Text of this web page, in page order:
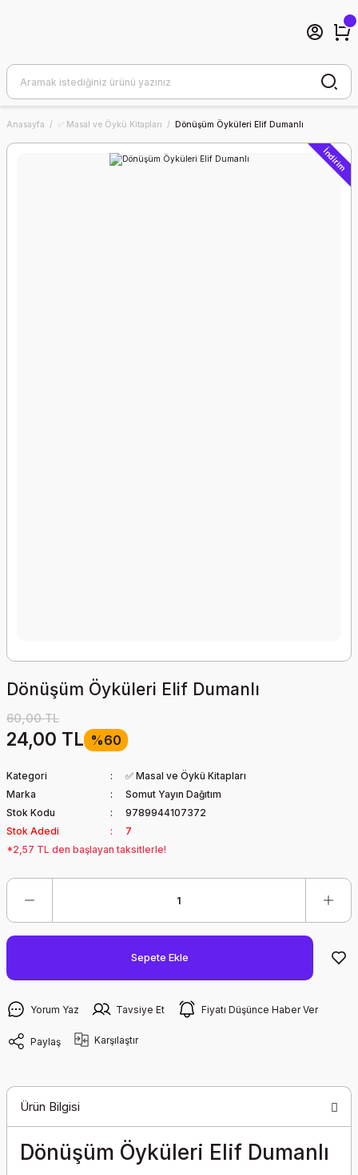
Anasayfa ✅ Masal ve Öykü Kitapları Dönüşüm Öyküleri Elif Dumanlı
İndirim
Dönüşüm Öyküleri Elif Dumanlı
60,00 TL
24,00 TL %60
Kategori
✅ Masal ve Öykü Kitapları
Marka
Somut Yayın Dağıtım
Stok Kodu
9789944107372
Stok Adedi
7
*2,57 TL den başlayan taksitlerle!
Sepete Ekle
Yorum Yaz Tavsiye Et Fiyatı Düşünce Haber Ver
Paylaş Karşılaştır
Ürün Bilgisi
Dönüşüm Öyküleri Elif Dumanlı